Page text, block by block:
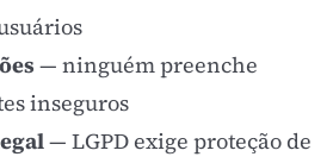
— ninguém preenche
inseguros
— LGPD exige proteção de